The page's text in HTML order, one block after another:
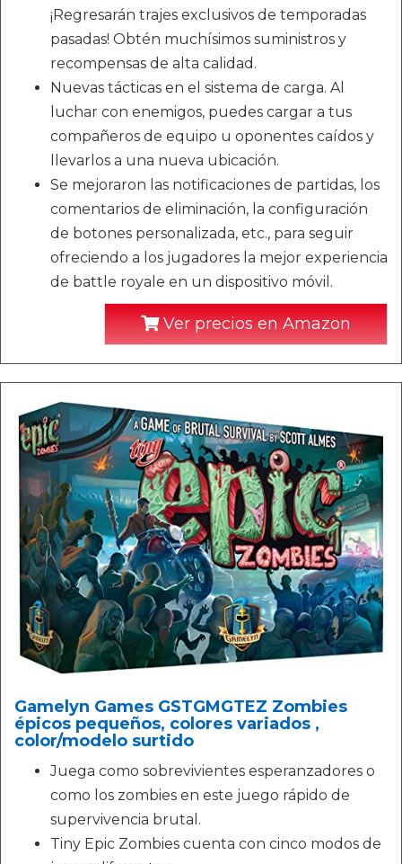
¡Regresarán trajes exclusivos de temporadas
pasadas! Obtén muchísimos suministros y
recompensas de alta calidad.
Nuevas tácticas en el sistema de carga. Al
luchar con enemigos, puedes cargar a tus
compañeros de equipo u oponentes caídos y
llevarlos a una nueva ubicación.
Se mejoraron las notificaciones de partidas, los
comentarios de eliminación, la configuración
de botones personalizada, etc., para seguir
ofreciendo a los jugadores la mejor experiencia
de battle royale en un dispositivo móvil.
Ver precios en Amazon
Gamelyn Games GSTGMGTEZ Zombies
épicos pequeños, colores variados ,
color/modelo surtido
Juega como sobrevivientes esperanzadores o
como los zombies en este juego rápido de
supervivencia brutal.
Tiny Epic Zombies cuenta con cinco modos de